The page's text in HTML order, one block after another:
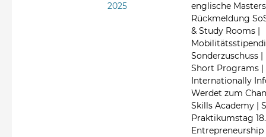
2025
englische
Rückmeldung
& Study Rooms |
Sonderzuschuss
Short Programs |
Internationally
Werdet zum
Skills Academy |
Praktikumstag
Entrepreneurship